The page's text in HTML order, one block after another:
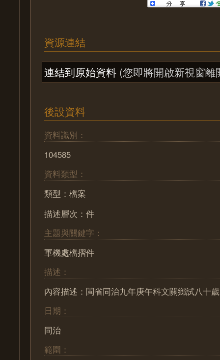
資源連結
連結到原始資料 (您即將開啟新視窗離
後設資料
資料識別：
104585
資料類型：
類型：檔案
描述層次：件
主題與關鍵字：
軍機處檔摺件
描述：
內容描述：閩省同治九年庚午科文關鄉試八十
日期：
同治
範圍：